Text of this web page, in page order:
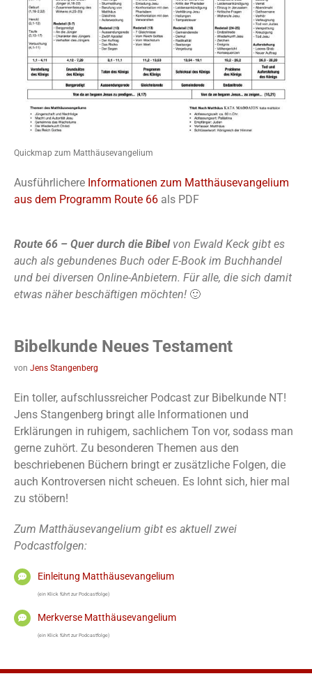
Quickmap zum Matthäusevangelium
Ausführlichere Informationen zum Matthäusevangelium
aus dem Programm Route 66 als PDF
Route 66 – Quer durch die Bibel von Ewald Keck gibt es
auch als gebundenes Buch oder E-Book im Buchhandel
und bei diversen Online-Anbietern. Für alle, die sich damit
etwas näher beschäftigen möchten! 🙂
Bibelkunde Neues Testament
von Jens Stangenberg
Ein toller, aufschlussreicher Podcast zur Bibelkunde NT!
Jens Stangenberg bringt alle Informationen und
Erklärungen in ruhigem, sachlichem Ton vor, sodass man
gerne zuhört. Zu besonderen Themen aus den
beschriebenen Büchern bringt er zusätzliche Folgen, die
auch Kontroversen nicht scheuen. Es lohnt sich, hier mal
zu stöbern!
Zum Matthäusevangelium gibt es aktuell zwei
Podcastfolgen:
Einleitung Matthäusevangelium
(ein Klick führt zur Podcastfolge)
Merkverse Matthäusevangelium
(ein Klick führt zur Podcastfolge)